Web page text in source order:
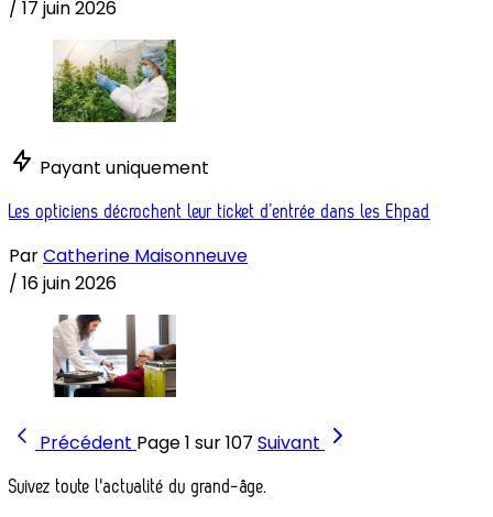
/ 17 juin 2026
Payant uniquement
Les opticiens décrochent leur ticket d’entrée dans les Ehpad
ParCatherine Maisonneuve
/ 16 juin 2026
Précédent Page 1 sur 107 Suivant
Suivez toute l'actualité du grand-âge.